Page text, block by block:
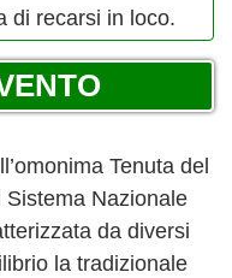
di recarsi in loco.
Tenuta del
Sistema Nazionale
da diversi
la tradizionale